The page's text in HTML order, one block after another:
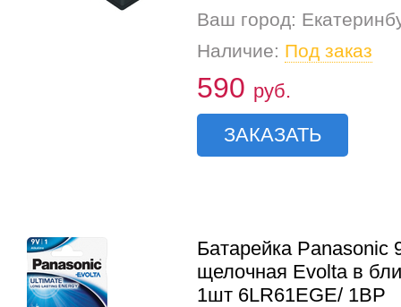
Ваш город:
Наличие: Под заказ
590 руб.
ЗАКАЗАТЬ
Батарейка Panasonic
щелочная Evolta в
1шт 6LR61EGE/ 1BP